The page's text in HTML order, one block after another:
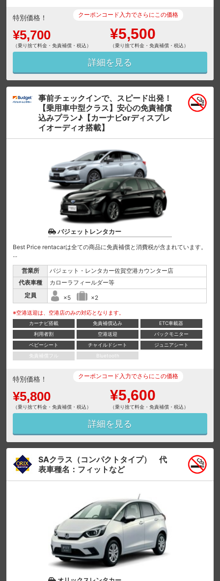
特別価格！
¥5,700
（乗り捨て料金・免責補償・税込）
クーポンコード入力でさらにこの価格
¥5,500
（乗り捨て料金・免責補償・税込）
詳細を見る
事前チェックインで、スピード出発！
【乗用車中型クラス】安心の免責補償
込みプラン♪【カーナビorディスプレ
イオーディオ搭載】
バジェットレンタカー
Best Price rentacarは全ての商品に免責補償と消費税が含まれています。
...
営業所
バジェット・レンタカー佐賀空港カウンター店
代表車種
カローラフィールダー等
定員
×5 ×2
※空港送迎は、空港店のみの対応となります。
カーナビ搭載 免責補償込み
ETC車載器
利用者割
空港送迎
バックモニター
ベビーシート
チャイルドシート
ジュニアシート
免責補償フル
Bluetooth
特別価格！
¥5,800
（乗り捨て料金・免責補償・税込）
クーポンコード入力でさらにこの価格
¥5,600
（乗り捨て料金・免責補償・税込）
詳細を見る
SAクラス（コンパクトタイプ） 代
表車種名：フィットなど